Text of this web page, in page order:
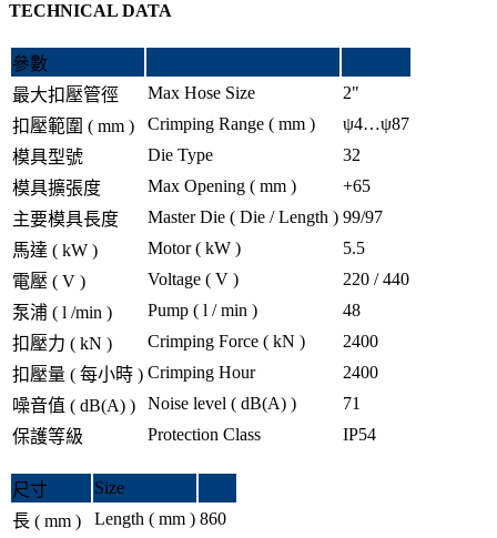
TECHNICAL DATA
參數
最大扣壓管徑
Max Hose Size
2"
扣壓範圍 ( mm )
Crimping Range ( mm )
ψ4…ψ87
模具型號
Die Type
32
模具擴張度
Max Opening ( mm )
+65
主要模具長度
Master Die ( Die / Length ) 99/97
馬達 ( kW )
Motor ( kW )
5.5
電壓 ( V )
Voltage ( V )
220 / 440
泵浦 ( l /min )
Pump ( l / min )
48
扣壓力 ( kN )
Crimping Force ( kN )
2400
扣壓量 ( 每小時 ) Crimping Hour
2400
噪音值 ( dB(A) )
Noise level ( dB(A) )
71
保護等級
Protection Class IP54
尺寸
Size
長 ( mm )
Length ( mm ) 860